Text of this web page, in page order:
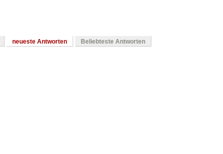
neueste Antworten Beliebteste Antworten